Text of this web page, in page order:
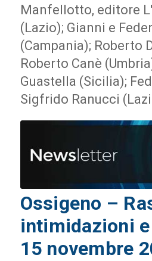
Manfellotto, editore
(Lazio); Gianni e
(Campania); Roberto
Roberto Canè
Guastella (Sicilia);
Sigfrido Ranucci
Ossigeno –
intimidazioni
15 novembre